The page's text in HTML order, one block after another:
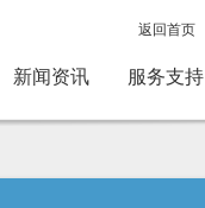
返回首页
新闻资讯 服务支持